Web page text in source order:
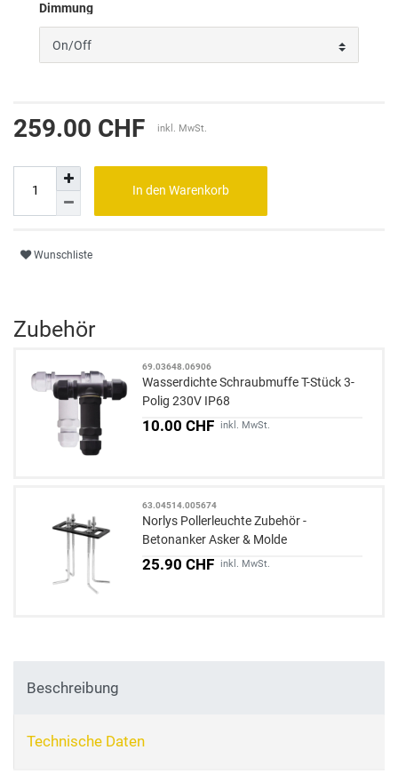
Dimmung
259.00 CHF inkl. MwSt.
In den Warenkorb
Wunschliste
Zubehör
69.03648.06906
Wasserdichte Schraubmuffe T-Stück 3-
Polig 230V IP68
10.00 CHF inkl. MwSt.
63.04514.005674
Norlys Pollerleuchte Zubehör -
Betonanker Asker & Molde
25.90 CHF inkl. MwSt.
Beschreibung
Technische Daten